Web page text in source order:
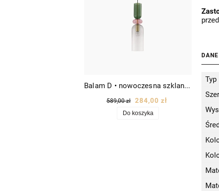
Balam D • nowoczesna szklana lampa wisząca designerska Ø11 złota/kolorowe szkło
589,00 zł 284,00 zł
Do koszyka
Typ